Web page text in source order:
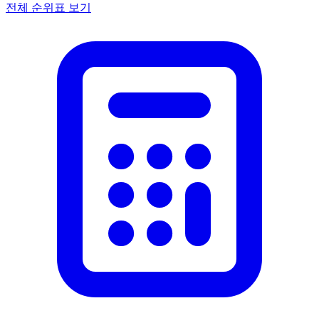
전체 순위표 보기